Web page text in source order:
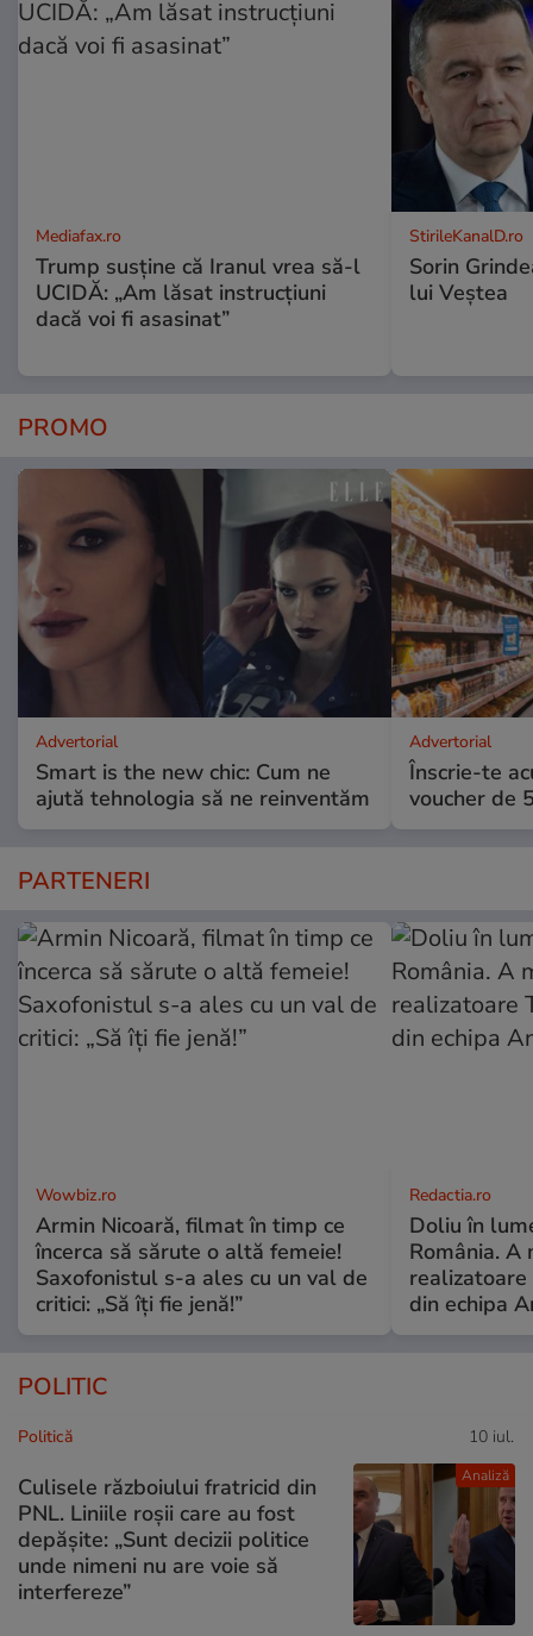
Mediafax.ro
Trump susține că Iranul vrea să-l
UCIDĂ: „Am lăsat instrucțiuni
dacă voi fi asasinat”
StirileKanalD.ro
Sorin
lui Veștea
PROMO
Advertorial
Smart is the new chic: Cum ne
ajută tehnologia să ne reinventăm
Advertorial
Înscrie-te
voucher de
PARTENERI
Wowbiz.ro
Armin Nicoară, filmat în timp ce
încerca să sărute o altă femeie!
Saxofonistul s-a ales cu un val de
critici: „Să îți fie jenă!”
Redactia.ro
Doliu în
România. A
din echipa
POLITIC
Analiză
Politică 10 iul.
Culisele războiului fratricid din
PNL. Liniile roșii care au fost
depășite: „Sunt decizii politice
unde nimeni nu are voie să
interfereze”